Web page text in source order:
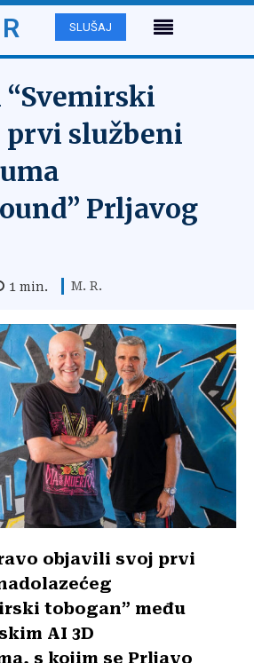
SLUŠAJ
prvi službeni
Prljavog
1 min. M. R.
objavili svoj prvi
tobogan” među
AI 3D
s kojim se Prljavo